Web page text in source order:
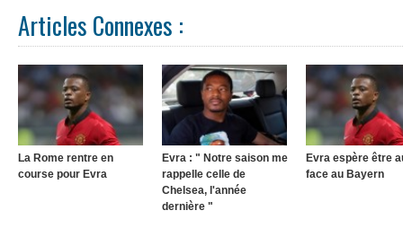
Articles Connexes :
La Rome rentre en
course pour Evra
Evra : " Notre saison me
rappelle celle de
Chelsea, l'année
dernière "
Evra espère être
face au Bayern